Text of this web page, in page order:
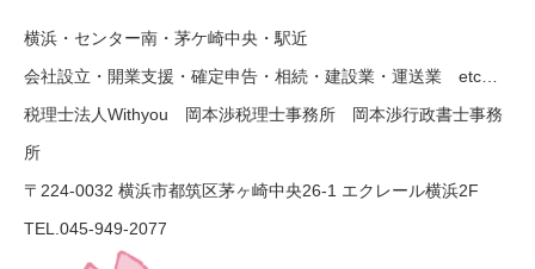
横浜・センター南・茅ケ崎中央・駅近
会社設立・開業支援・確定申告・相続・建設業・運送業 etc…
税理士法人Withyou 岡本渉税理士事務所 岡本渉行政書士事務
所
〒224-0032 横浜市都筑区茅ヶ崎中央26-1 エクレール横浜2F
TEL.045-949-2077